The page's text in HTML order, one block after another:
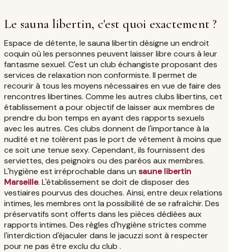
Le sauna libertin, c'est quoi exactement ?
Espace de détente, le sauna libertin désigne un endroit
coquin où les personnes peuvent laisser libre cours à leur
fantasme sexuel. C'est un club échangiste proposant des
services de relaxation non conformiste. Il permet de
recourir à tous les moyens nécessaires en vue de faire des
rencontres libertines. Comme les autres clubs libertins, cet
établissement a pour objectif de laisser aux membres de
prendre du bon temps en ayant des rapports sexuels
avec les autres. Ces clubs donnent de l'importance à la
nudité et ne tolèrent pas le port de vêtement à moins que
ce soit une tenue sexy. Cependant, ils fournissent des
serviettes, des peignoirs ou des paréos aux membres.
L'hygiène est irréprochable dans un saune libertin
Marseille. L'établissement se doit de disposer des
vestiaires pourvus des douches. Ainsi, entre deux relations
intimes, les membres ont la possibilité de se rafraîchir. Des
préservatifs sont offerts dans les pièces dédiées aux
rapports intimes. Des règles d'hygiène strictes comme
l'interdiction d'éjaculer dans le jacuzzi sont à respecter
pour ne pas être exclu du club .